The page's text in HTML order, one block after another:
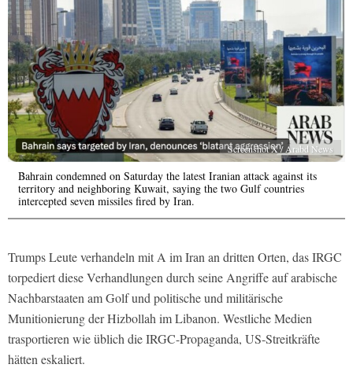
Screenshot X / Arabd News
Bahrain condemned on Saturday the latest Iranian attack against its
territory and neighboring Kuwait, saying the two Gulf countries
intercepted seven missiles fired by Iran.
Trumps Leute verhandeln mit A im Iran an dritten Orten, das IRGC
torpediert diese Verhandlungen durch seine Angriffe auf arabische
Nachbarstaaten am Golf und politische und militärische
Munitionierung der Hizbollah im Libanon. Westliche Medien
trasportieren wie üblich die IRGC-Propaganda, US-Streitkräfte
hätten eskaliert.